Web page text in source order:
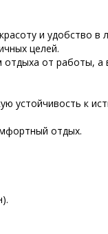
и удобство в
целей.
от работы, а
устойчивость к
отдых.